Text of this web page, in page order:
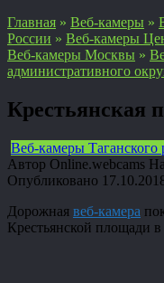
Главная » Веб-камеры »
России » Веб-камеры
Веб-камеры Москвы »
административного
Крестьянская
Веб-камеры Таганского
Автор Online.webcams
Опубликовано
Дорожная веб-камера
Крестьянской площади